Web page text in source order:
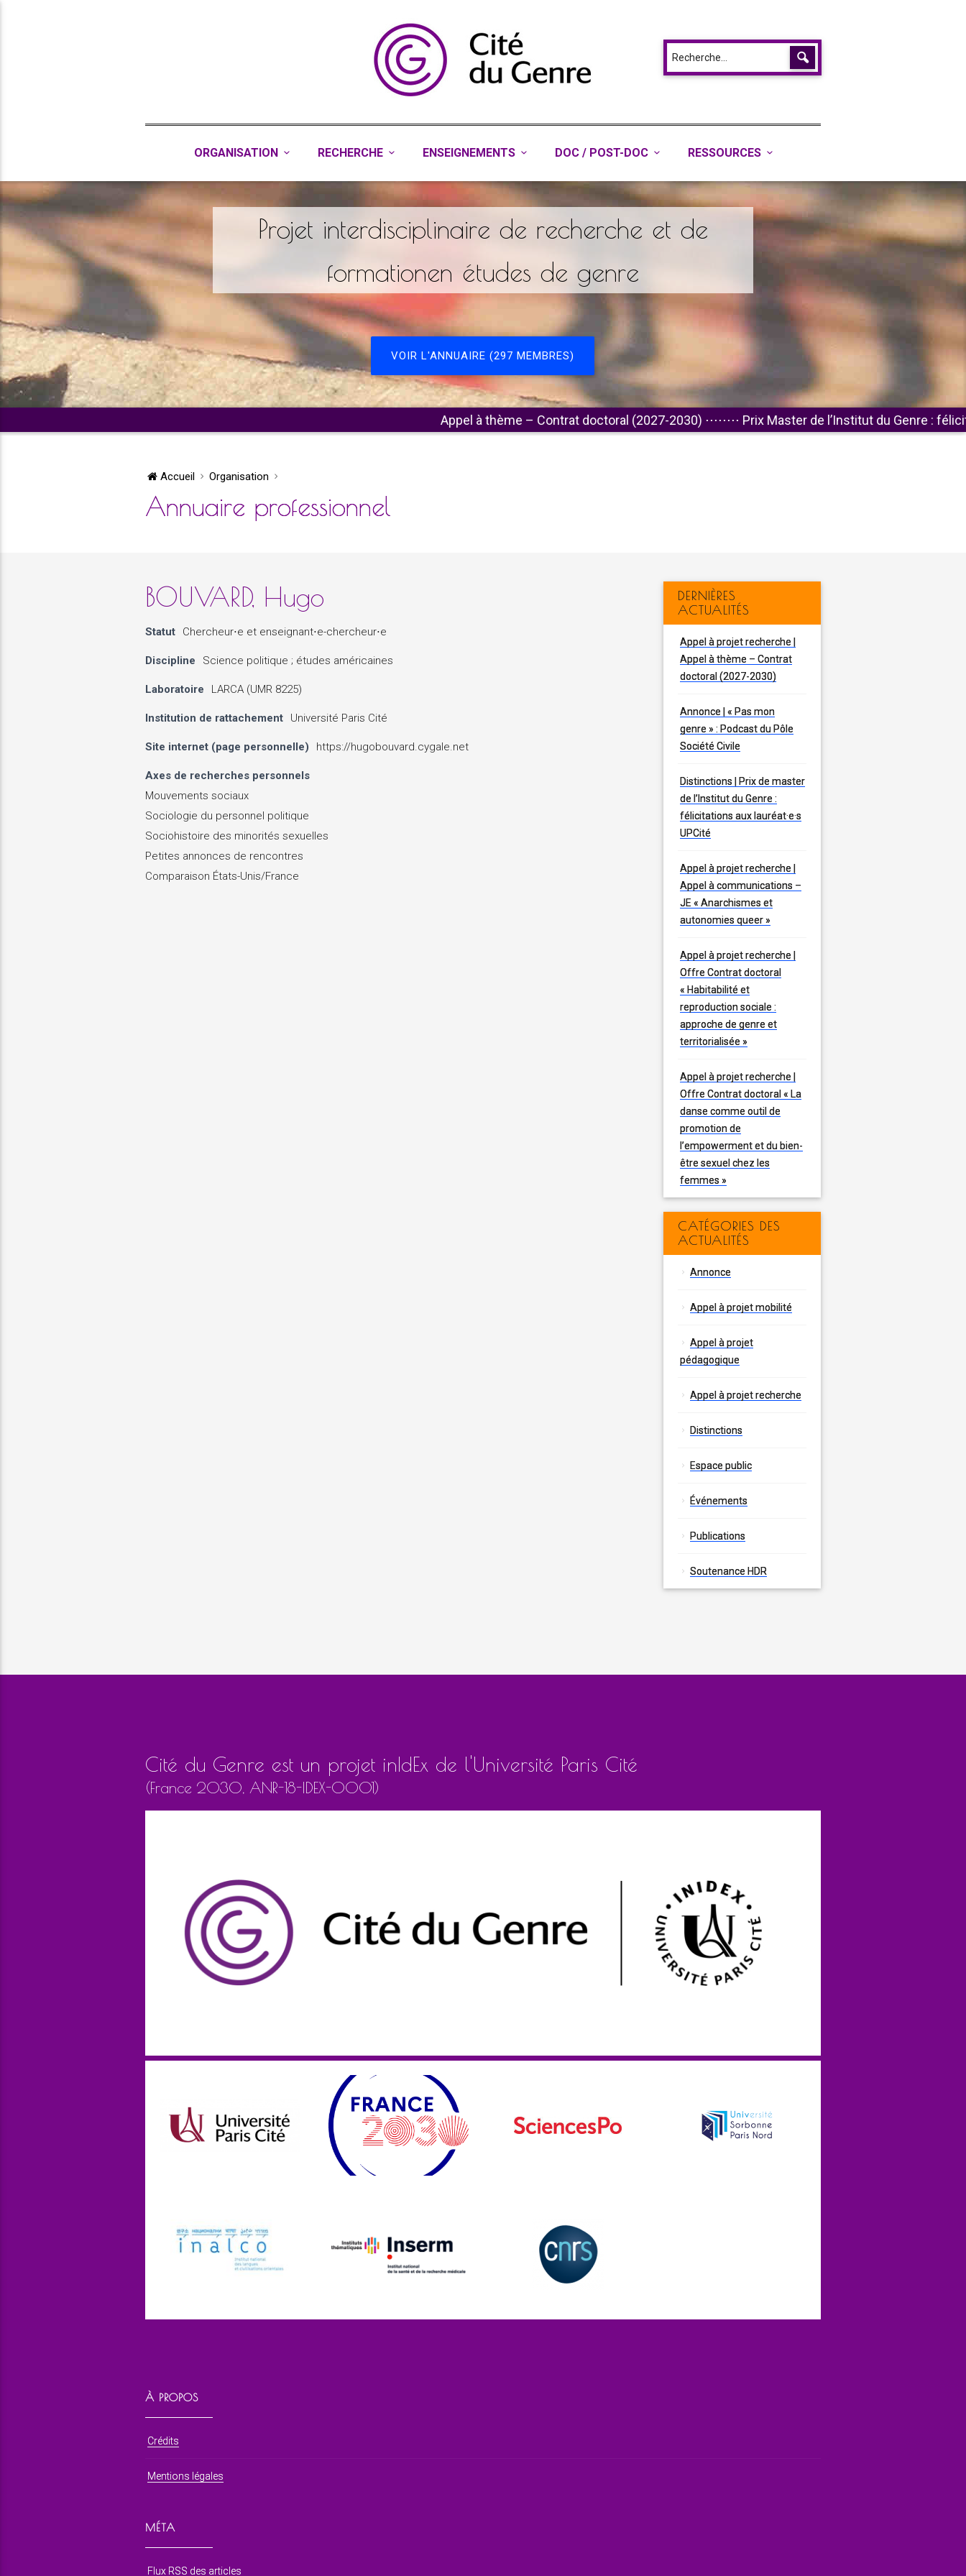
ORGANISATION RECHERCHE ENSEIGNEMENTS DOC / POST-DOC RESSOURCES
Projet interdisciplinaire de recherche et de
formationen études de genre
VOIR L'ANNUAIRE (297 MEMBRES)
Appel à thème – Contrat doctoral (2027-2030)⋅⋅⋅⋅⋅⋅⋅⋅Prix Master de l’Institut du Genre : félicitations aux
Accueil Organisation
Annuaire professionnel
BOUVARD, Hugo
Statut Chercheur⋅e et enseignant⋅e-chercheur⋅e
Discipline Science politique ; études américaines
Laboratoire LARCA (UMR 8225)
Institution de rattachement Université Paris Cité
Site internet (page personnelle) https://hugobouvard.cygale.net
Axes de recherches personnels
Mouvements sociaux
Sociologie du personnel politique
Sociohistoire des minorités sexuelles
Petites annonces de rencontres
Comparaison États-Unis/France
DERNIÈRES
ACTUALITÉS
Appel à projet recherche |
Appel à thème – Contrat
doctoral (2027-2030)
Annonce | « Pas mon
genre » : Podcast du Pôle
Société Civile
Distinctions | Prix de master
de l’Institut du Genre :
félicitations aux lauréat·e·s
UPCité
Appel à projet recherche |
Appel à communications –
JE « Anarchismes et
autonomies queer »
Appel à projet recherche |
Offre Contrat doctoral
« Habitabilité et
reproduction sociale :
approche de genre et
territorialisée »
Appel à projet recherche |
Offre Contrat doctoral « La
danse comme outil de
promotion de
l’empowerment et du bien-
être sexuel chez les
femmes »
CATÉGORIES DES
ACTUALITÉS
Annonce
Appel à projet mobilité
Appel à projet
pédagogique
Appel à projet recherche
Distinctions
Espace public
Événements
Publications
Soutenance HDR
Cité du Genre est un projet inIdEx de l'Université Paris Cité
(France 2030, ANR-18-IDEX-0001)
À PROPOS
Crédits
Mentions légales
MÉTA
Flux RSS des articles